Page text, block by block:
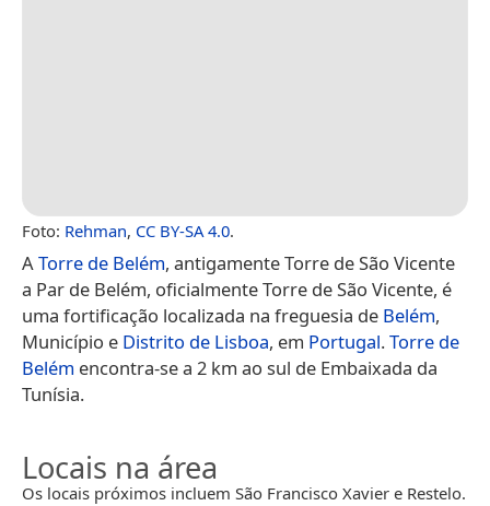
Foto: Rehman, CC BY-SA 4.0.
ATorre de Belém, antigamente Torre de São Vicente
a Par de Belém, oficialmente Torre de São Vicente, é
uma fortificação localizada na freguesia de Belém,
Município e Distrito de Lisboa, em Portugal.Torre de
Belém encontra-se a 2 km ao sul de Embaixada da
Tunísia.
Locais na área
Os locais próximos incluem São Francisco Xavier e Restelo.